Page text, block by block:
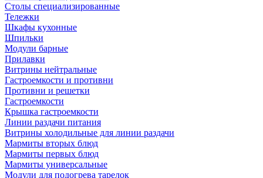
Столы специализированные
Тележки
Шкафы кухонные
Шпильки
Модули барные
Прилавки
Витрины нейтральные
Гастроемкости и противни
Противни и решетки
Гастроемкости
Крышка гастроемкости
Линии раздачи питания
Витрины холодильные для линии раздачи
Мармиты вторых блюд
Мармиты первых блюд
Мармиты универсальные
Модули для подогрева тарелок